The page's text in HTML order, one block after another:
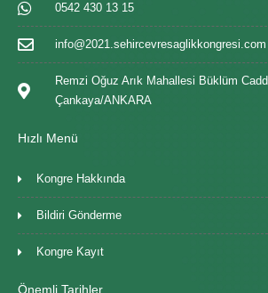
0542 430 13 15
info@2021.sehircevresaglikkongresi.com
Remzi Oğuz Arık Mahallesi Büklüm
Çankaya/ANKARA
Hızlı Menü
Kongre Hakkında
Bildiri Gönderme
Kongre Kayıt
Önemli Tarihler